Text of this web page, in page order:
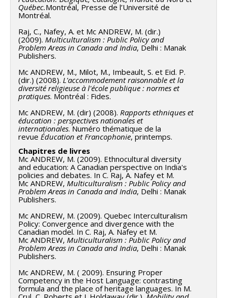
Québec.Montréal, Presse de l’Université de
Montréal.
Raj, C., Nafey, A. et Mc ANDREW, M. (dir.)
(2009). Multiculturalism : Public Policy and
Problem Areas in Canada and India, Delhi : Manak
Publishers.
Mc ANDREW, M., Milot, M., Imbeault, S. et Eid. P.
(dir.) (2008). L'accommodement raisonnable et la
diversité religieuse à l'école publique : normes et
pratiques. Montréal : Fides.
Mc ANDREW, M. (dir) (2008). Rapports ethniques et
éducation : perspectives nationales et
internationales. Numéro thématique de la
revue Éducation et Francophonie, printemps.
Chapitres de livres
Mc ANDREW, M. (2009). Ethnocultural diversity
and education: A Canadian perspective on India's
policies and debates. In C. Raj, A. Nafey et M.
Mc ANDREW, Multiculturalism : Public Policy and
Problem Areas in Canada and India, Delhi : Manak
Publishers.
Mc ANDREW, M. (2009). Quebec Interculturalism
Policy: Convergence and divergence with the
Canadian model. In C. Raj, A. Nafey et M.
Mc ANDREW, Multiculturalism : Public Policy and
Problem Areas in Canada and India, Delhi : Manak
Publishers.
Mc ANDREW, M. ( 2009). Ensuring Proper
Competency in the Host Language: contrasting
formula and the place of heritage languages. In M.